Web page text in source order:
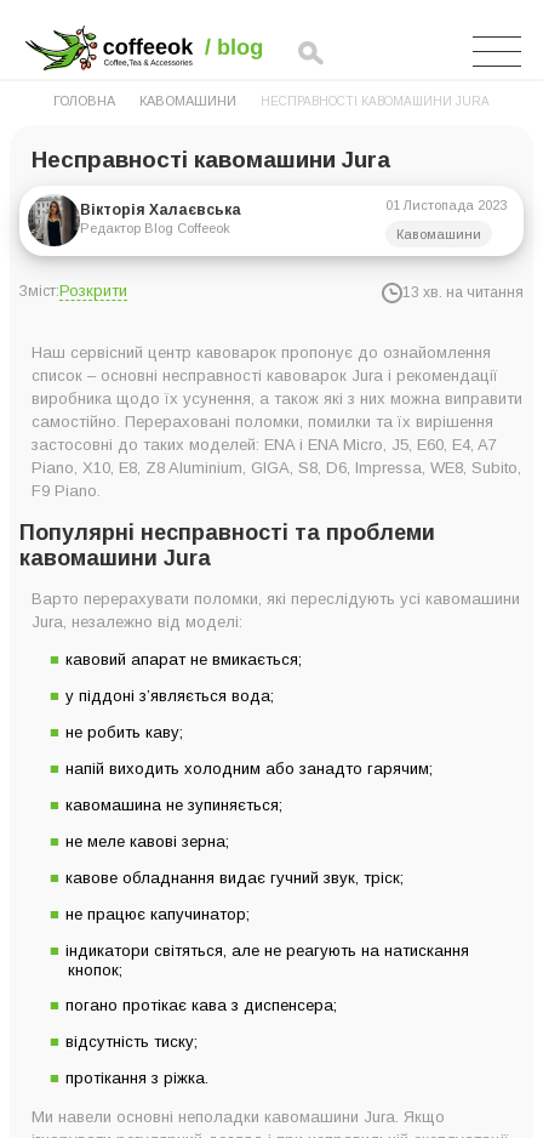
ГОЛОВНА КАВОМАШИНИ НЕСПРАВНОСТІ КАВОМАШИНИ JURA
Несправності кавомашини Jura
Вікторія Халаєвська
Редактор Blog Coffeeok
01 Листопада 2023
Кавомашини
Зміст:Розкрити 13 хв. на читання
Кавомашини Джура – несправності та способи їх усунення
Кавовий апарат не вмикається
У піддоні з’являється вода
Не робить каву
Кавомашина не зупиняється
Кавове обладнання видає гучний звук, тріск
Відсутність тиску
Протікання з ріжка
Неможливо усунути поломку або помилку своїми силами
Наш сервісний центр кавоварок пропонує до ознайомлення
список – основні несправності кавоварок Jura і рекомендації
виробника щодо їх усунення, а також які з них можна виправити
самостійно. Перераховані поломки, помилки та їх вирішення
застосовні до таких моделей: ENA і ENA Micro, J5, E60, E4, A7
Piano, X10, E8, Z8 Aluminium, GIGA, S8, D6, Impressa, WE8, Subito,
F9 Piano.
Популярні несправності та проблеми
кавомашини Jura
Варто перерахувати поломки, які переслідують усі кавомашини
Jura, незалежно від моделі:
кавовий апарат не вмикається;
у піддоні з’являється вода;
не робить каву;
напій виходить холодним або занадто гарячим;
кавомашина не зупиняється;
не меле кавові зерна;
кавове обладнання видає гучний звук, тріск;
не працює капучинатор;
індикатори світяться, але не реагують на натискання
кнопок;
погано протікає кава з диспенсера;
відсутність тиску;
протікання з ріжка.
Ми навели основні неполадки кавомашини Jura. Якщо